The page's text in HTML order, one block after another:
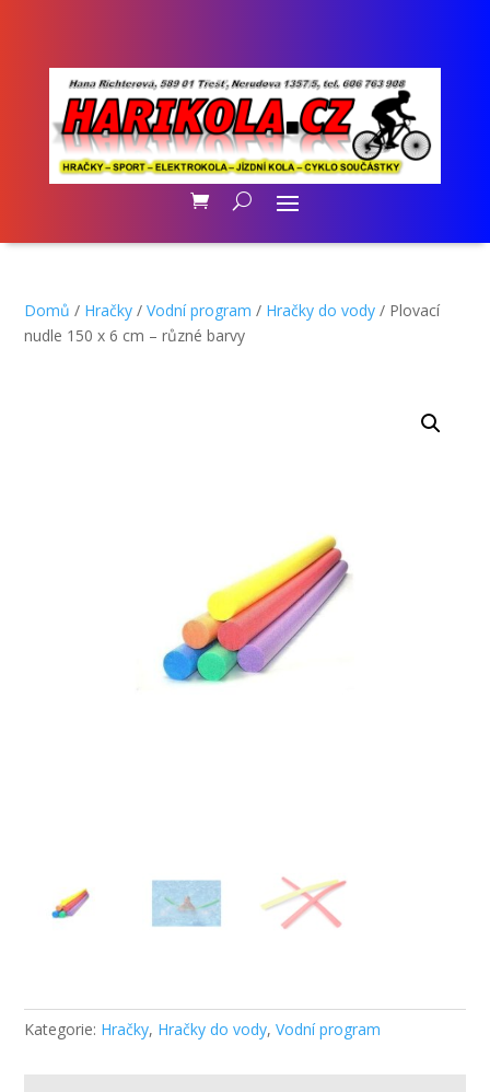
Domů / Hračky /Vodní program / Hračky do vody / Plovací
nudle 150 x 6 cm – různé barvy
Kategorie: Hračky, Hračky do vody,Vodní program